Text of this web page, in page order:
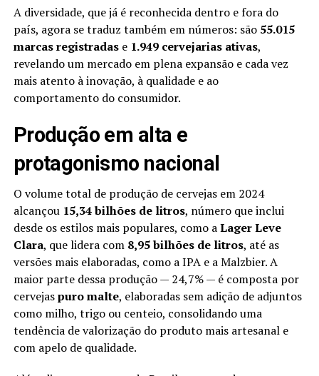
A diversidade, que já é reconhecida dentro e fora do
país, agora se traduz também em números: são 55.015
marcas registradase 1.949 cervejarias ativas,
revelando um mercado em plena expansão e cada vez
mais atento à inovação, à qualidade e ao
comportamento do consumidor.
Produção em alta e
protagonismo nacional
O volume total de produção de cervejas em 2024
alcançou 15,34 bilhões de litros, número que inclui
desde os estilos mais populares, como aLager Leve
Clara, que lidera com 8,95 bilhões de litros, até as
versões mais elaboradas, como a IPA e a Malzbier. A
maior parte dessa produção — 24,7% — é composta por
cervejaspuro malte, elaboradas sem adição de adjuntos
como milho, trigo ou centeio, consolidando uma
tendência de valorização do produto mais artesanal e
com apelo de qualidade.